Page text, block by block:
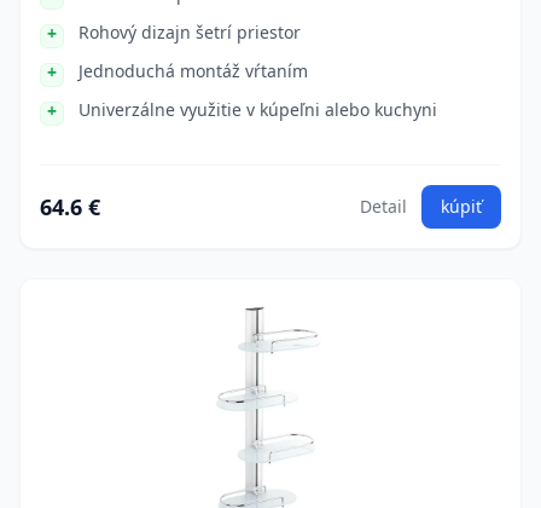
Rohový dizajn šetrí priestor
Jednoduchá montáž vŕtaním
Univerzálne využitie v kúpeľni alebo kuchyni
64.6 € Detail kúpiť